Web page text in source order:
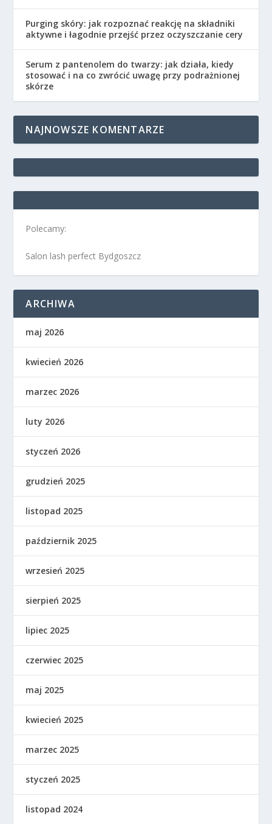
Purging skóry: jak rozpoznać reakcję na składniki
aktywne i łagodnie przejść przez oczyszczanie cery
Serum z pantenolem do twarzy: jak działa, kiedy
stosować i na co zwrócić uwagę przy podrażnionej
skórze
NAJNOWSZE KOMENTARZE
Polecamy:
Salon lash perfect Bydgoszcz
ARCHIWA
maj 2026
kwiecień 2026
marzec 2026
luty 2026
styczeń 2026
grudzień 2025
listopad 2025
październik 2025
wrzesień 2025
sierpień 2025
lipiec 2025
czerwiec 2025
maj 2025
kwiecień 2025
marzec 2025
styczeń 2025
listopad 2024